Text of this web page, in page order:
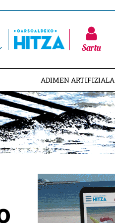
Sartu
ADIMEN ARTIFIZIALA